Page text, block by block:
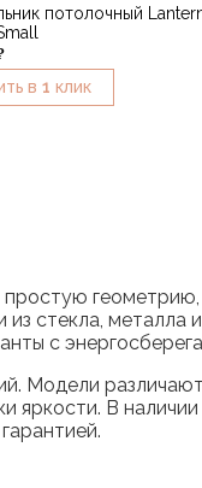
потолочный
В 1 КЛИК
стекла, металла
с
Модели
В